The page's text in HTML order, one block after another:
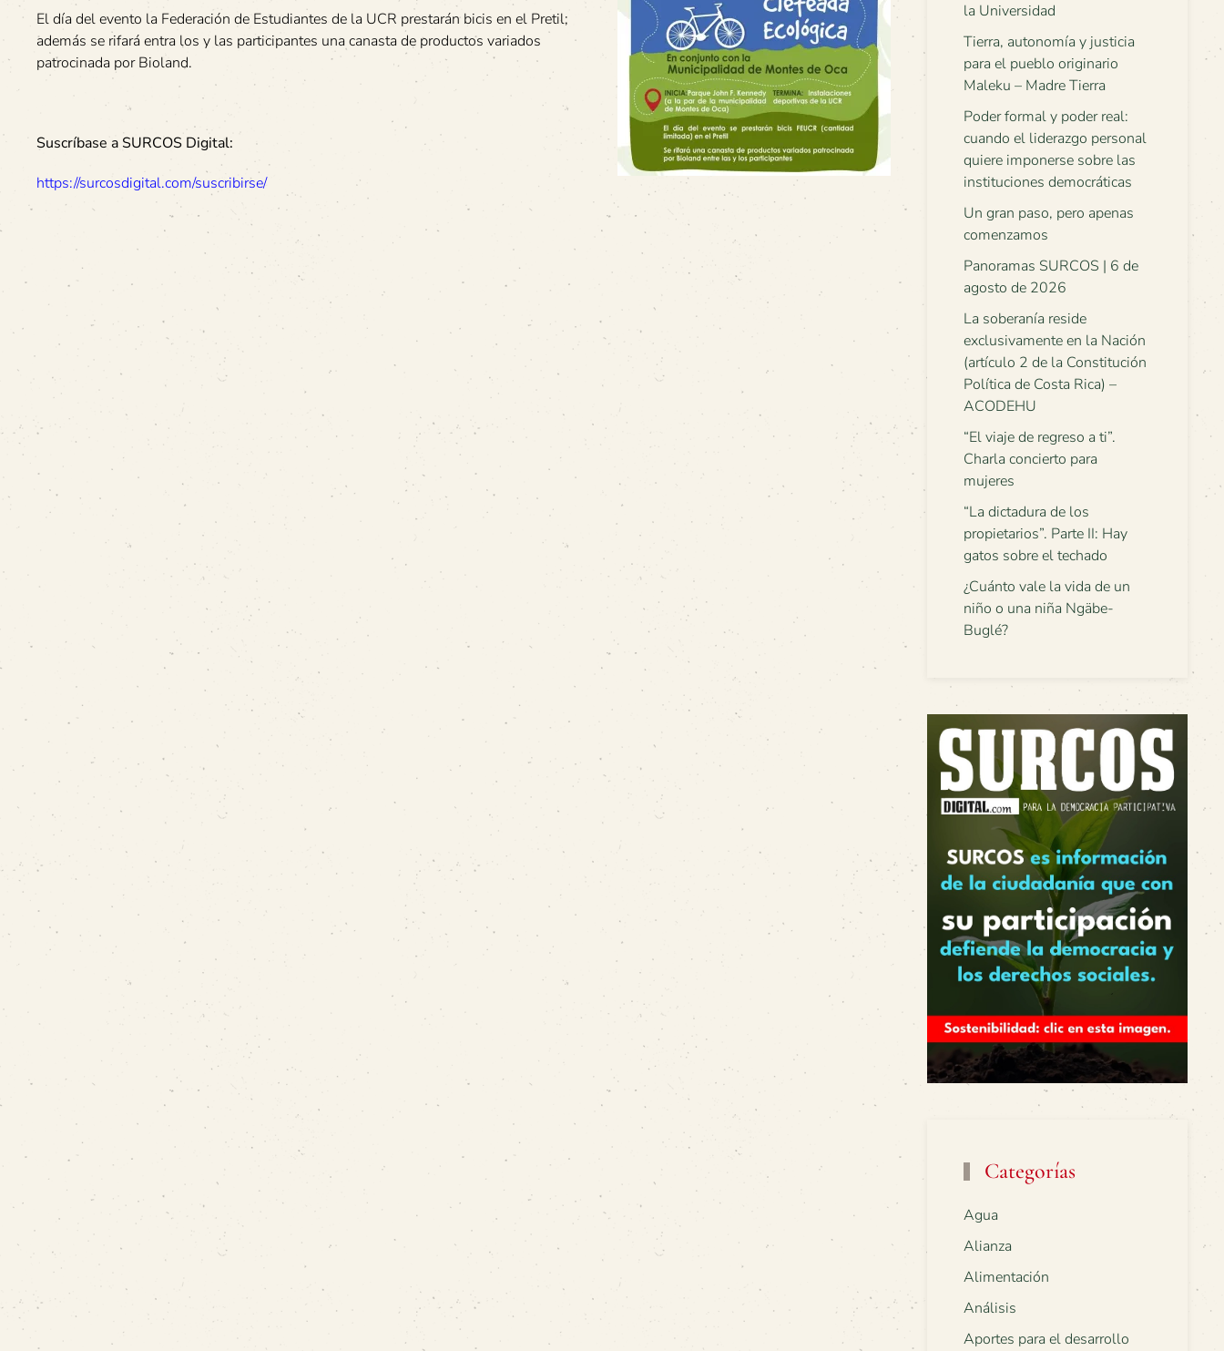
El día del evento la Federación de Estudiantes de la UCR prestarán bicis en el Pretil;
además se rifará entra los y las participantes una canasta de productos variados
patrocinada por Bioland.
Suscríbase a SURCOS Digital:
https://surcosdigital.com/suscribirse/
la Universidad
Tierra, autonomía y justicia
para el pueblo originario
Maleku – Madre Tierra
Poder formal y poder real:
cuando el liderazgo personal
quiere imponerse sobre las
instituciones democráticas
Un gran paso, pero apenas
comenzamos
Panoramas SURCOS | 6 de
agosto de 2026
La soberanía reside
exclusivamente en la Nación
(artículo 2 de la Constitución
Política de Costa Rica) –
ACODEHU
“El viaje de regreso a ti”.
Charla concierto para
mujeres
“La dictadura de los
propietarios”. Parte II: Hay
gatos sobre el techado
¿Cuánto vale la vida de un
niño o una niña Ngäbe-
Buglé?
Categorías
Agua
Alianza
Alimentación
Análisis
Aportes para el desarrollo